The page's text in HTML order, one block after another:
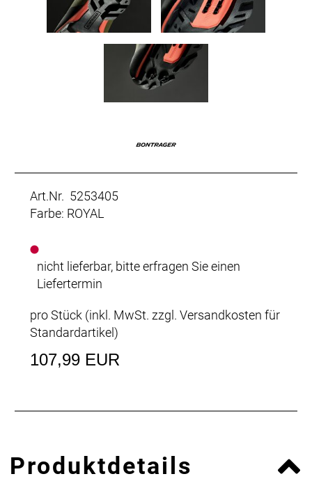
Art.Nr. 5253405
Farbe: ROYAL
nicht lieferbar, bitte erfragen Sie einen
Liefertermin
pro Stück (inkl. MwSt. zzgl. Versandkosten für
Standardartikel)
107,99 EUR
Produktdetails